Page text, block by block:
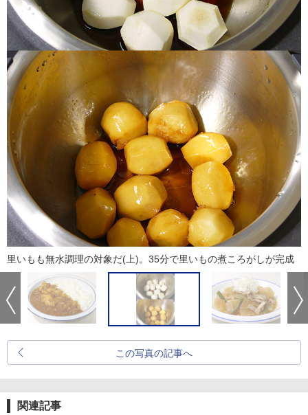
里いもも無水調理の対象だ(上)。35分で里いもの煮ころがしが完成
この写真の記事へ
関連記事